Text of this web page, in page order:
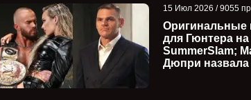
15 Июл 2026 / 9055
Оригинальные
для Гюнтера на
SummerSlam;
Дюпри назвала